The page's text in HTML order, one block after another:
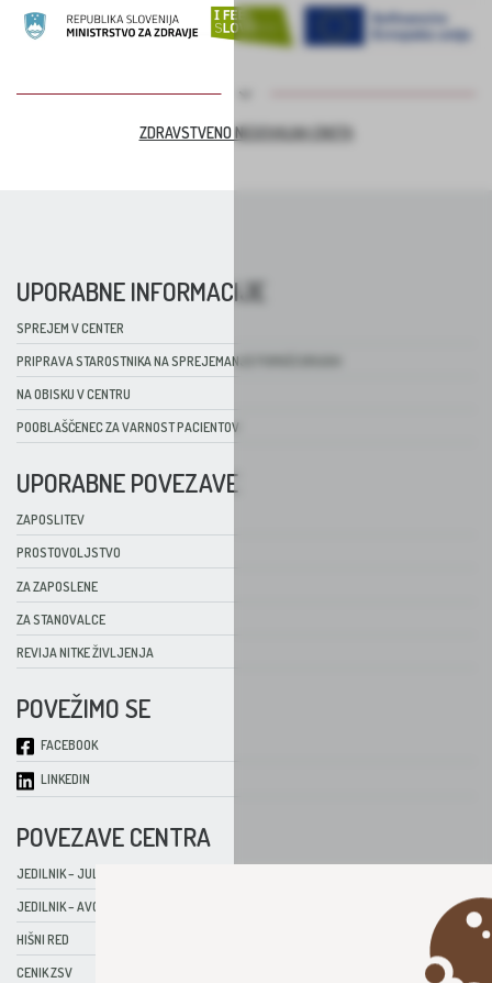
ZDRAVSTVENO NEGOVALNA ENOTA
UPORABNE INFORMACIJE
SPREJEM V CENTER
PRIPRAVA STAROSTNIKA NA SPREJEMANJE POMOČI DRUGIH
NA OBISKU V CENTRU
POOBLAŠČENEC ZA VARNOST PACIENTOV
UPORABNE POVEZAVE
ZAPOSLITEV
PROSTOVOLJSTVO
ZA ZAPOSLENE
ZA STANOVALCE
REVIJA NITKE ŽIVLJENJA
POVEŽIMO SE
FACEBOOK
LINKEDIN
POVEZAVE CENTRA
JEDILNIK – JULIJ 2026
JEDILNIK – AVGUST 2026
HIŠNI RED
CENIK ZSV